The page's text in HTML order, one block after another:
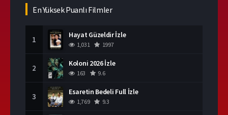
En Yüksek Puanlı Filmler
1 Hayat Güzeldir İzle
1,031 1997
2 Koloni 2026 İzle
163 9.6
3 Esaretin Bedeli Full İzle
1,769 9.3